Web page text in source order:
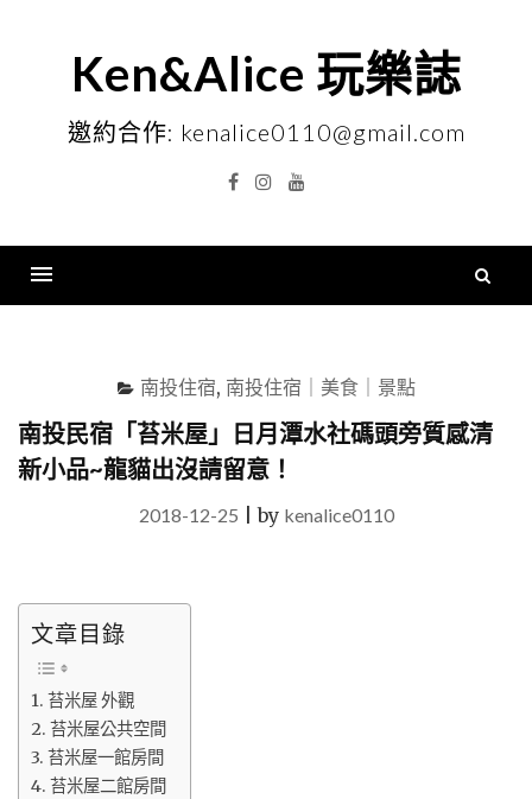
Ken&Alice 玩樂誌
邀約合作: kenalice0110@gmail.com
FacebookInstagramYouTube
南投住宿, 南投住宿｜美食｜景點
南投民宿「苔米屋」日月潭水社碼頭旁質感清
新小品~龍貓出沒請留意！
2018-12-25 |by kenalice0110
文章目錄
苔米屋 外觀
苔米屋公共空間
苔米屋一館房間
苔米屋二館房間